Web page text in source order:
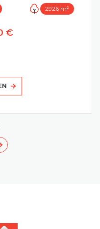
2926 m²
€